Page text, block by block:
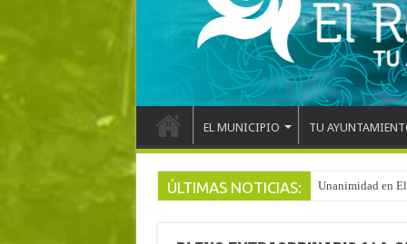
EL MUNICIPIO TU
ÚLTIMAS NOTICIAS: Unanimidad en
Arranca la